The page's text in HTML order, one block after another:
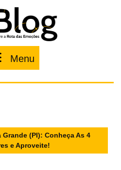
Menu
Grande (PI): Conheça As 4
e Aproveite!